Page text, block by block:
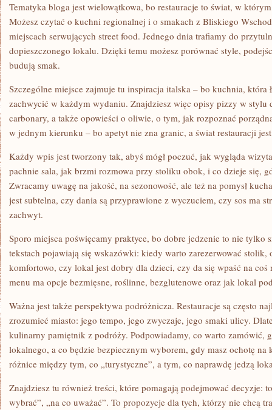
Tematyka bloga jest wielowątkowa, bo restauracje to świat, w
Możesz czytać o kuchni regionalnej i o smakach z Bliskiego
miejscach serwujących street food. Jednego dnia trafiamy do
dopieszczonego lokalu. Dzięki temu możesz porównać style,
budują smak.
Szczególne miejsce zajmuje tu inspiracja italska – bo kuchnia, która
zachwycić w każdym wydaniu. Znajdziesz więc opisy pizzy w stylu
carbonary, a także opowieści o oliwie, o tym, jak rozpoznać
w jednym kierunku – bo apetyt nie zna granic, a świat restauracji
Każdy wpis jest tworzony tak, abyś mógł poczuć, jak wygląda
pachnie sala, jak brzmi rozmowa przy stoliku obok, i co dzieje się,
Zwracamy uwagę na jakość, na sezonowość, ale też na pomysł
jest subtelna, czy dania są przyprawione z wyczuciem, czy sos ma
zachwyt.
Sporo miejsca poświęcamy praktyce, bo dobre jedzenie to nie tylko
tekstach pojawiają się wskazówki: kiedy warto zarezerwować
komfortowo, czy lokal jest dobry dla dzieci, czy da się wpaść na
menu ma opcje bezmięsne, roślinne, bezglutenowe oraz jak lokal
Ważna jest także perspektywa podróżnicza. Restauracje są często
zrozumieć miasto: jego tempo, jego zwyczaje, jego smaki ulicy.
kulinarny pamiętnik z podróży. Podpowiadamy, co warto zamówić,
lokalnego, a co będzie bezpiecznym wyborem, gdy masz ochotę na
różnice między tym, co „turystyczne”, a tym, co naprawdę jedzą
Znajdziesz tu również treści, które pomagają podejmować decyzje:
wybrać”, „na co uważać”. To propozycje dla tych, którzy nie chcą